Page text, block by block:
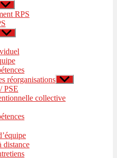
Afficher
le
sous-
menu
RPS
Afficher
sous-
menu
réorganisations Afficher
sous-
menu
PSE
collective
distance